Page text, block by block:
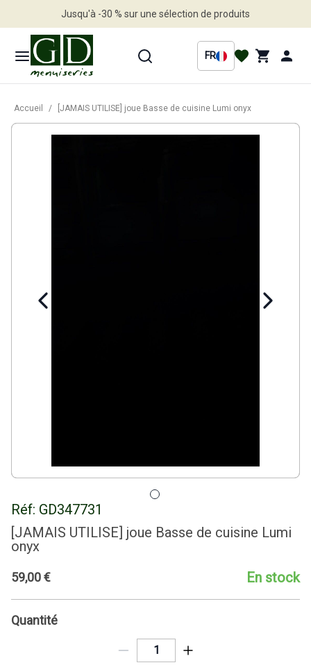
Jusqu'à -30 % sur une sélection de produits
FR
Accueil / [JAMAIS UTILISE] joue Basse de cuisine Lumi onyx
Réf: GD347731
[JAMAIS UTILISE] joue Basse de cuisine Lumi
onyx
59,00€ En stock
Quantité